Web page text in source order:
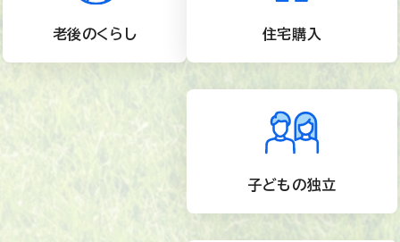
老後のくらし 住宅購入
子どもの独立